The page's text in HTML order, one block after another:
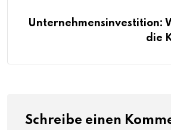
Unternehmensinvestition:
die
Schreibe einen